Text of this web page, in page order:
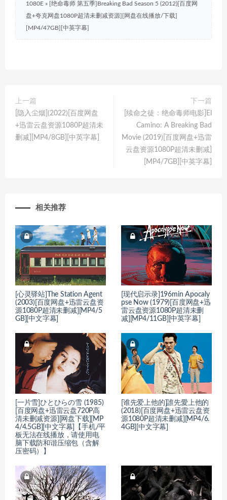
1080E » [绝命毒师 第五季]Breaking Bad Season 5 (2012)[百度网
盘+夸克网盘1080P超清未删减资源][网盘在线播放/下载]
[MP4/47GB][中英字幕]
上一篇
[隐入尘烟](2022)[百度网盘
+迅雷云盘资源1080P超清未
删减][MP4/8GB][中英字幕]
下一篇
[续命之徒：绝命毒师电影]El
Camino: A Breaking Bad
Movie (2019)[百度网盘+迅雷
云盘资源1080P超清未删减]
[MP4/7GB][中英字幕]
相关推荐
[心灵驿站]The Station Agent
(2003)[百度网盘+迅雷云盘资
源1080P超清未删减][MP4/5
GB][中文字幕]
[现代启示录]196min Apocaly
pse Now (1979)[百度网盘+迅
雷云盘资源1080P超清未删
减][MP4/11GB][中英字幕]
[一片雪]ひとひらの雪 (1985)
[百度网盘+迅雷云盘720P高
清未删减资源][网盘下载][MP
4/4.5GB][中文字幕]【手机/平
板无法在线播放，请使用电
脑下载防和谐压缩包（含解
压密码）】
[谁先爱上他的]誰先愛上他的
(2018)[百度网盘+迅雷云盘资
源1080P超清未删减][MP4/6.
4GB][中文字幕]